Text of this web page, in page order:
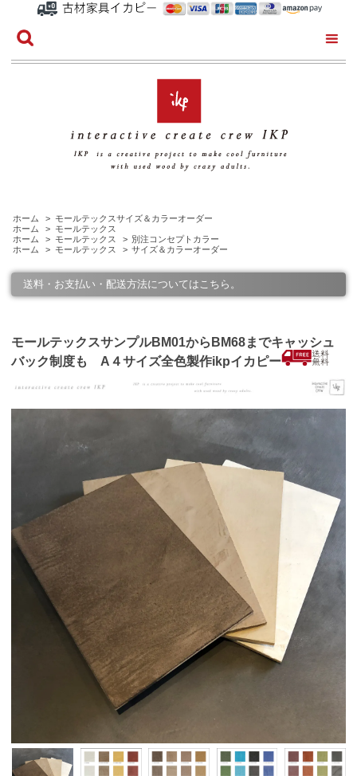
ホーム > モールテックスサイズ＆カラーオーダー
ホーム
> モールテックス
ホーム
> モールテックス > 別注コンセプトカラー
ホーム
> モールテックス > サイズ＆カラーオーダー
送料・お支払い・配送方法についてはこちら。
モールテックスサンプルBM01からBM68までキャッシュ
バック制度も A４サイズ全色製作ikpイカピー